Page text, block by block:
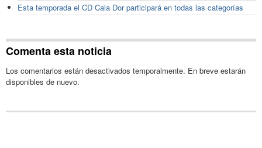
Esta temporada el CD Cala Dor participará en todas las categorías
Comenta esta noticia
Los comentarios están desactivados temporalmente. En breve estarán
disponibles de nuevo.